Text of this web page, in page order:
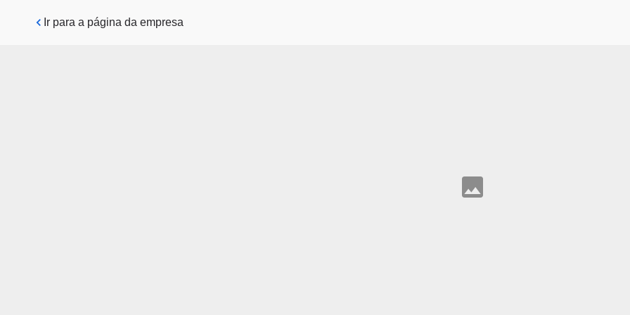
Pular para o conteúdo principal
Ir para a página da empresa